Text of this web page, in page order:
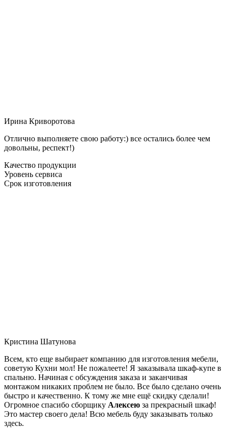
Ирина Криворотова
Отлично выполняете свою работу:) все остались более чем
довольны, респект!)
Качество продукции
Уровень сервиса
Срок изготовления
Кристина Шатунова
Всем, кто еще выбирает компанию для изготовления мебели,
советую Кухни мол! Не пожалеете! Я заказывала шкаф-купе в
спальню. Начиная с обсуждения заказа и заканчивая
монтажом никаких проблем не было. Все было сделано очень
быстро и качественно. К тому же мне ещё скидку сделали!
Огромное спасибо сборщику Алексею за прекрасный шкаф!
Это мастер своего дела! Всю мебель буду заказывать только
здесь.